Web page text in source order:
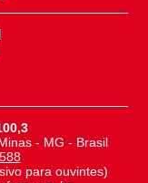
- MG - Brasil
para ouvintes)